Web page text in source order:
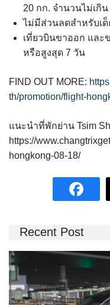
20 กก. จำนวนไม่เกิน
ไม่มีส่วนลดสำหรับเด็
เที่ยวบินขาออก และ
หรือสูงสุด 7 วัน
FIND OUT MORE:
th/promotion/flight-
แนะนำที่พักย่าน Tsim
https://
hongkong-08-18/
Recent Post